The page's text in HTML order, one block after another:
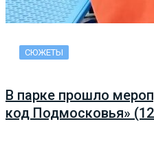
СЮЖЕТЫ
В парке прошло
код Подмосковья»